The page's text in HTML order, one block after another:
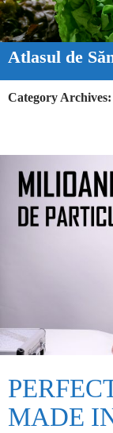
Atlasul de
Category
MADE